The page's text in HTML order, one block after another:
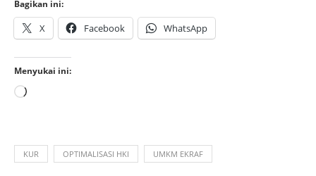
Bagikan ini:
X Facebook WhatsApp
Menyukai ini:
KUR OPTIMALISASI HKI UMKM EKRAF